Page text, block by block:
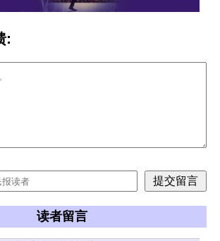
:
读者留言